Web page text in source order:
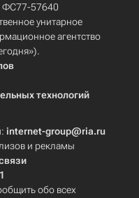
ФС77-57640
унитарное
агентство
технологий
internet-group@ria.ru
и рекламы
обо всех